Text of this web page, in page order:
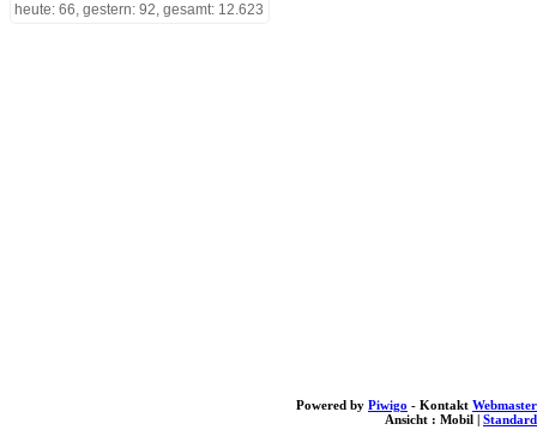
heute: 66, gestern: 92, gesamt: 12.623
Powered by Piwigo - Kontakt Webmaster
Ansicht : Mobil | Standard